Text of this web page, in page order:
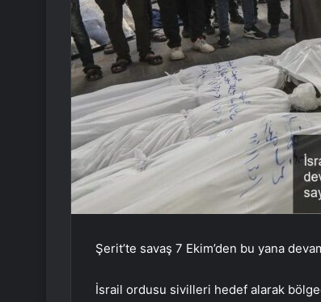
Şerit’te savaş 7 Ekim’den bu yana
İsrail ordusu sivilleri hedef alarak